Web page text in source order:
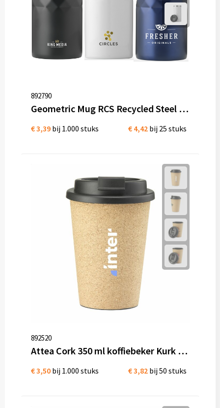
892790
Geometric Mug RCS Recycled Steel 280 ml thermosbeker bedrukken
€ 3,39 bij 1.000 stuks € 4,42 bij 25 stuks
892520
Attea Cork 350 ml koffiebeker Kurk bedrukken
€ 3,50 bij 1.000 stuks € 3,82 bij 50 stuks